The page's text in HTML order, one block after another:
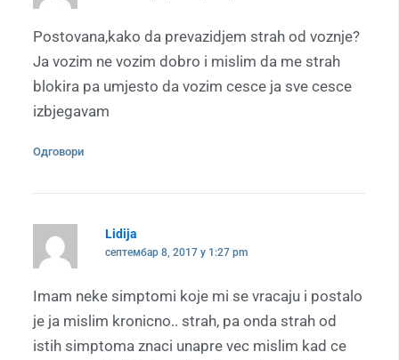
Postovana,kako da prevazidjem strah od voznje?
Ja vozim ne vozim dobro i mislim da me strah
blokira pa umjesto da vozim cesce ja sve cesce
izbjegavam
Одговори
Lidija
септембар 8, 2017 у 1:27 pm
Imam neke simptomi koje mi se vracaju i postalo
je ja mislim kronicno.. strah, pa onda strah od
istih simptoma znaci unapre vec mislim kad ce